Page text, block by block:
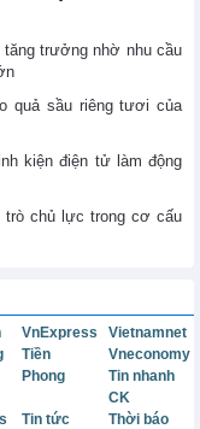
trưởng nhờ nhu cầu
quả sầu riêng tươi của
kiện điện tử làm động
chủ lực trong cơ cấu
VnExpress
Vietnamnet
Tiền
Phong
Vneconomy
Tin nhanh
CK
Tin tức
Thời báo